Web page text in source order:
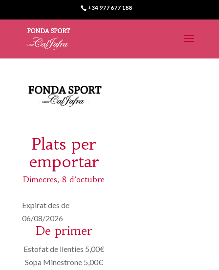
+34 977 677 188
Plats per
emportar
Dimecres, 8 d’octubre
Expirat des de
06/08/2026
De primer
Estofat de llenties 5,00€
Sopa Minestrone 5,00€